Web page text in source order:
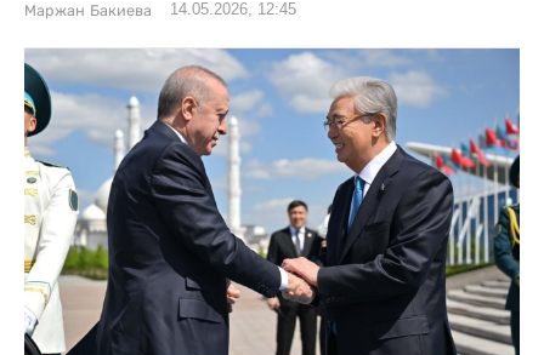
Маржан Бакиева 14.05.2026, 12:45